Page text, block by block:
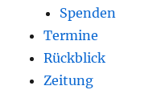
Spenden
Termine
Rückblick
Zeitung